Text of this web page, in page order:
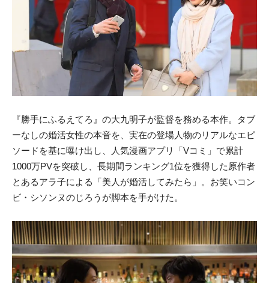
『勝手にふるえてろ』の大九明子が監督を務める本作。タブ
ーなしの婚活女性の本音を、実在の登場人物のリアルなエピ
ソードを基に曝け出し、人気漫画アプリ「Vコミ」で累計
1000万PVを突破し、長期間ランキング1位を獲得した原作者
とあるアラ子による「美人が婚活してみたら」。お笑いコン
ビ・シソンヌのじろうが脚本を手がけた。